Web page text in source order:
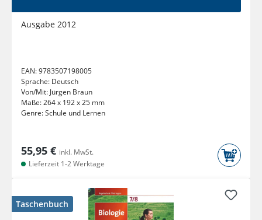
Ausgabe 2012
EAN:9783507198005
Sprache: Deutsch
Von/Mit: Jürgen Braun
Maße:264 x 192 x 25 mm
Genre:Schule und Lernen
55,95 € inkl. MwSt.
Lieferzeit 1-2 Werktage
Taschenbuch